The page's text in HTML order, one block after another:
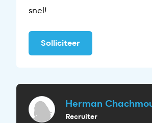
snel!
Solliciteer
Herman
Recruiter